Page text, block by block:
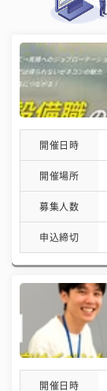
開催日時
開催場所
募集人数
申込締切
開催日時